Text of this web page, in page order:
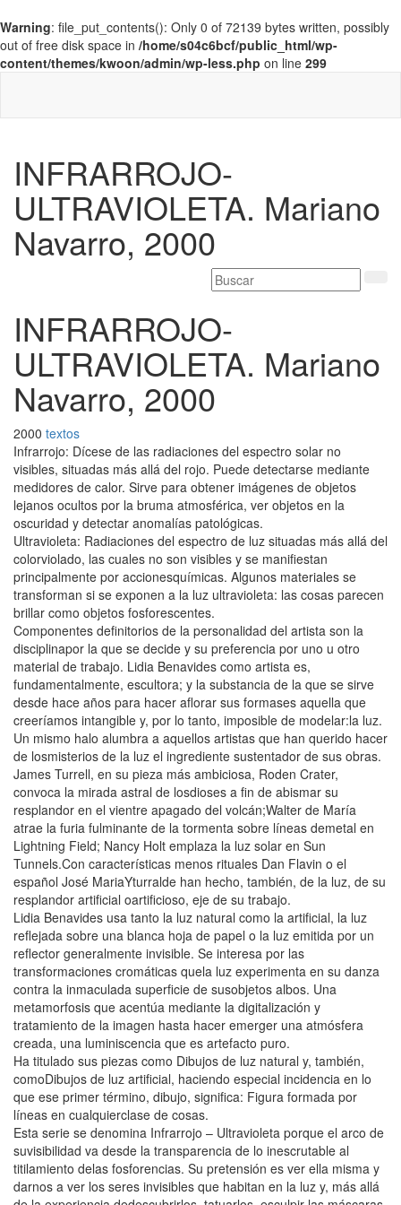
Warning: file_put_contents(): Only 0 of 72139 bytes written, possibly
out of free disk space in /home/s04c6bcf/public_html/wp-
content/themes/kwoon/admin/wp-less.php on line 299
INFRARROJO-
ULTRAVIOLETA. Mariano
Navarro, 2000
INFRARROJO-
ULTRAVIOLETA. Mariano
Navarro, 2000
2000 textos
Infrarrojo: Dícese de las radiaciones del espectro solar no
visibles, situadas más allá del rojo. Puede detectarse mediante
medidores de calor. Sirve para obtener imágenes de objetos
lejanos ocultos por la bruma atmosférica, ver objetos en la
oscuridad y detectar anomalías patológicas.
Ultravioleta: Radiaciones del espectro de luz situadas más allá del
colorviolado, las cuales no son visibles y se manifiestan
principalmente por accionesquímicas. Algunos materiales se
transforman si se exponen a la luz ultravioleta: las cosas parecen
brillar como objetos fosforescentes.
Componentes definitorios de la personalidad del artista son la
disciplinapor la que se decide y su preferencia por uno u otro
material de trabajo. Lidia Benavides como artista es,
fundamentalmente, escultora; y la substancia de la que se sirve
desde hace años para hacer aflorar sus formases aquella que
creeríamos intangible y, por lo tanto, imposible de modelar:la luz.
Un mismo halo alumbra a aquellos artistas que han querido hacer
de losmisterios de la luz el ingrediente sustentador de sus obras.
James Turrell, en su pieza más ambiciosa, Roden Crater,
convoca la mirada astral de losdioses a fin de abismar su
resplandor en el vientre apagado del volcán;Walter de María
atrae la furia fulminante de la tormenta sobre líneas demetal en
Lightning Field; Nancy Holt emplaza la luz solar en Sun
Tunnels.Con características menos rituales Dan Flavin o el
español José MariaYturralde han hecho, también, de la luz, de su
resplandor artificial oartificioso, eje de su trabajo.
Lidia Benavides usa tanto la luz natural como la artificial, la luz
reflejada sobre una blanca hoja de papel o la luz emitida por un
reflector generalmente invisible. Se interesa por las
transformaciones cromáticas quela luz experimenta en su danza
contra la inmaculada superficie de susobjetos albos. Una
metamorfosis que acentúa mediante la digitalización y
tratamiento de la imagen hasta hacer emerger una atmósfera
creada, una luminiscencia que es artefacto puro.
Ha titulado sus piezas como Dibujos de luz natural y, también,
comoDibujos de luz artificial, haciendo especial incidencia en lo
que ese primer término, dibujo, significa: Figura formada por
líneas en cualquierclase de cosas.
Esta serie se denomina Infrarrojo – Ultravioleta porque el arco de
suvisibilidad va desde la transparencia de lo inescrutable al
titilamiento delas fosforencias. Su pretensión es ver ella misma y
darnos a ver los seres invisibles que habitan en la luz y, más allá